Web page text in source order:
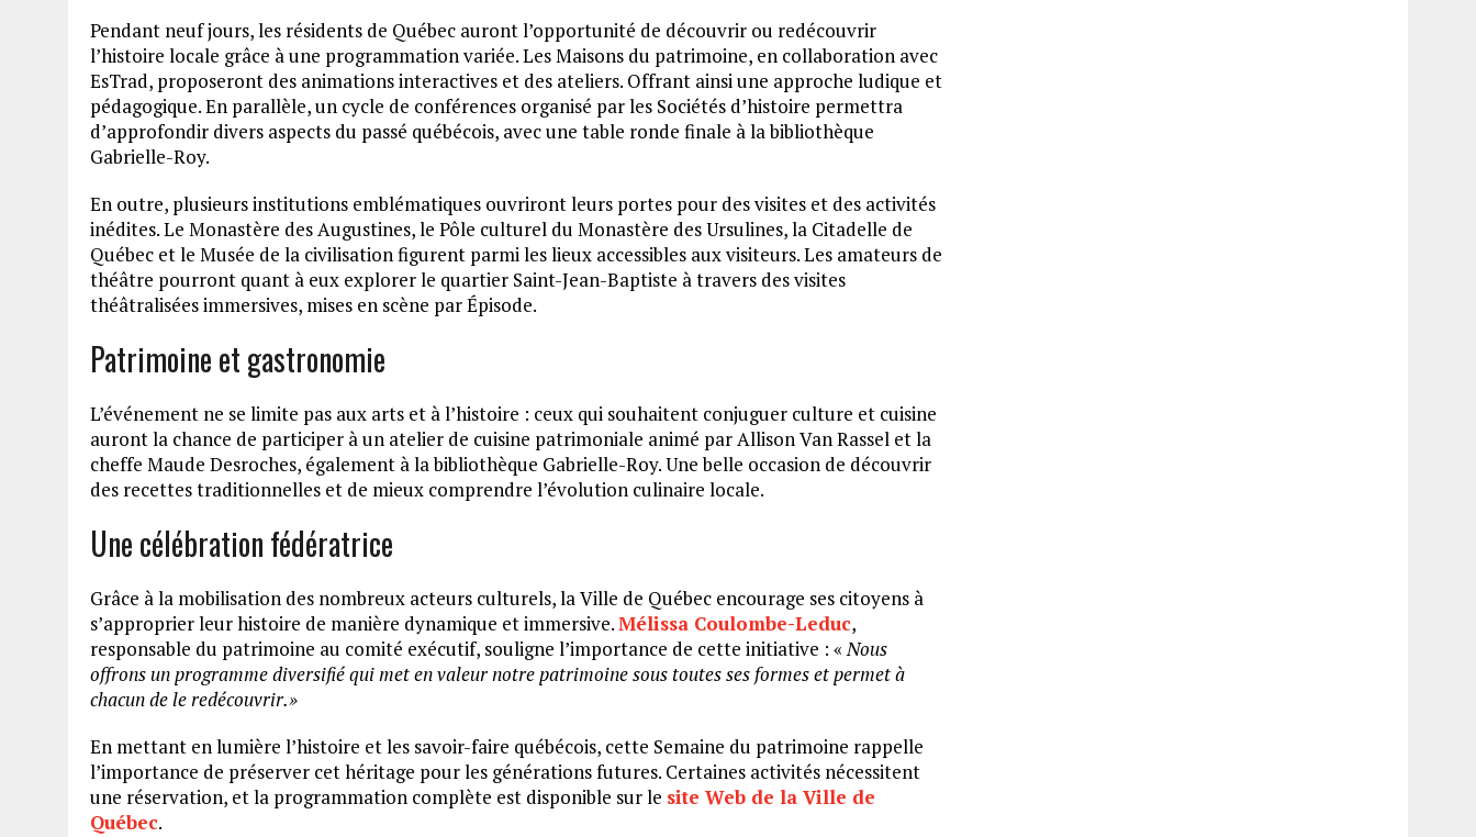
Pendant neuf jours, les résidents de Québec auront l’opportunité de découvrir ou redécouvrir
l’histoire locale grâce à une programmation variée. Les Maisons du patrimoine, en collaboration avec
EsTrad, proposeront des animations interactives et des ateliers. Offrant ainsi une approche ludique et
pédagogique. En parallèle, un cycle de conférences organisé par les Sociétés d’histoire permettra
d’approfondir divers aspects du passé québécois, avec une table ronde finale à la bibliothèque
Gabrielle-Roy.
En outre, plusieurs institutions emblématiques ouvriront leurs portes pour des visites et des activités
inédites. Le Monastère des Augustines, le Pôle culturel du Monastère des Ursulines, la Citadelle de
Québec et le Musée de la civilisation figurent parmi les lieux accessibles aux visiteurs. Les amateurs de
théâtre pourront quant à eux explorer le quartier Saint-Jean-Baptiste à travers des visites
théâtralisées immersives, mises en scène par Épisode.
Patrimoine et gastronomie
L’événement ne se limite pas aux arts et à l’histoire : ceux qui souhaitent conjuguer culture et cuisine
auront la chance de participer à un atelier de cuisine patrimoniale animé par Allison Van Rassel et la
cheffe Maude Desroches, également à la bibliothèque Gabrielle-Roy. Une belle occasion de découvrir
des recettes traditionnelles et de mieux comprendre l’évolution culinaire locale.
Une célébration fédératrice
Grâce à la mobilisation des nombreux acteurs culturels, la Ville de Québec encourage ses citoyens à
s’approprier leur histoire de manière dynamique et immersive.Mélissa Coulombe-Leduc,
responsable du patrimoine au comité exécutif, souligne l’importance de cette initiative : «Nous
offrons un programme diversifié qui met en valeur notre patrimoine sous toutes ses formes et permet à
chacun de le redécouvrir.»
En mettant en lumière l’histoire et les savoir-faire québécois, cette Semaine du patrimoine rappelle
l’importance de préserver cet héritage pour les générations futures. Certaines activités nécessitent
une réservation, et la programmation complète est disponible sur le site Web de la Ville de
Québec.